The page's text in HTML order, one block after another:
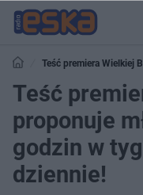
Teść premiera Wielkiej
tygodniu. To 14 dziennie!
Teść
proponuje
godzin w
dziennie!